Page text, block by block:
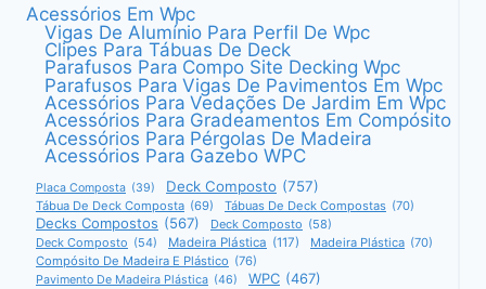
Acessórios Em Wpc
Vigas De Alumínio Para Perfil De Wpc
Clipes Para Tábuas De Deck
Parafusos Para Compo Site Decking Wpc
Parafusos Para Vigas De Pavimentos Em Wpc
Acessórios Para Vedações De Jardim Em Wpc
Acessórios Para Gradeamentos Em Compósito
Acessórios Para Pérgolas De Madeira
Acessórios Para Gazebo WPC
Placa Composta (39) Deck Composto (757)
Tábua De Deck Composta (69) Tábuas De Deck Compostas (70)
Decks Compostos (567) Deck Composto (58)
Deck Composto (54) Madeira Plástica (117) Madeira Plástica (70)
Compósito De Madeira E Plástico (76)
Pavimento De Madeira Plástica (46) WPC (467)